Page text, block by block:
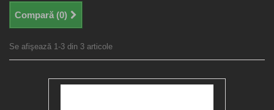
Compară (0)
Se afişează 1-3 din 3 articole